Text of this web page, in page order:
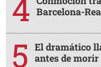
Barcelona-
El dramático
antes de